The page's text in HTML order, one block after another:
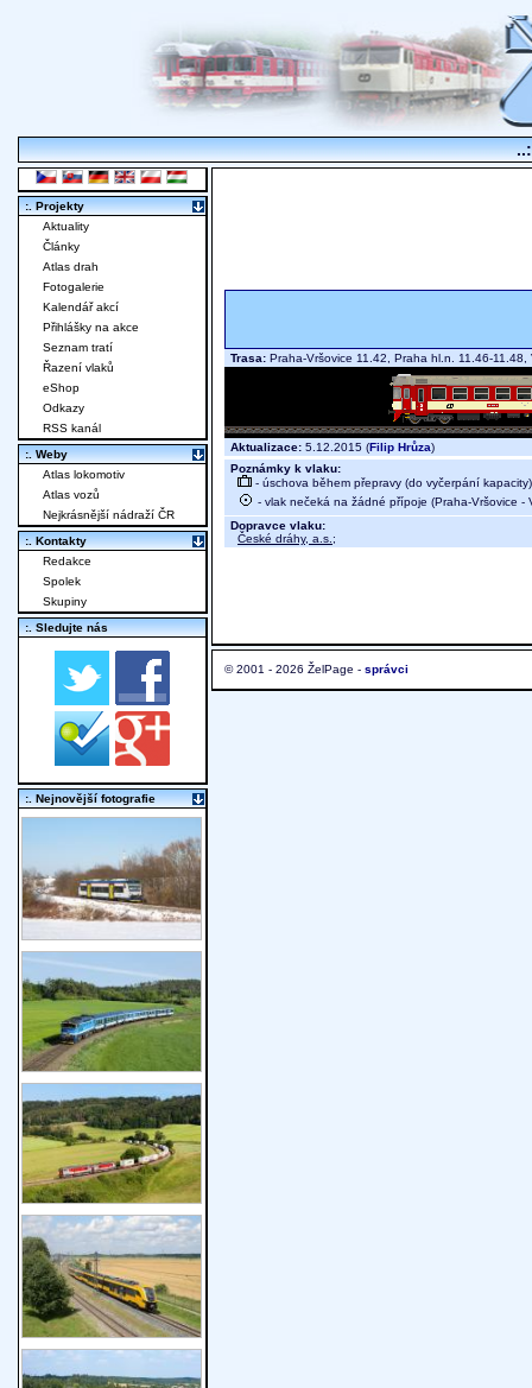
Trasa: Praha-Vršovice 11.42, Praha hl.n. 11.46-
Aktualizace: 5.12.2015 (Filip Hrůza)
Poznámky k vlaku:
- úschova během přepravy (do vyčerpání kapacity)
- vlak nečeká na žádné přípoje (Praha-Vršovice -
Dopravce vlaku:
České dráhy, a.s. ;
© 2001 - 2026 ŽelPage - správci
:. Projekty
Aktuality
Články
Atlas drah
Fotogalerie
Kalendář akcí
Přihlášky na akce
Seznam tratí
Řazení vlaků
eShop
Odkazy
RSS kanál
:. Weby
Atlas lokomotiv
Atlas vozů
Nejkrásnější nádraží ČR
:. Kontakty
Redakce
Spolek
Skupiny
:. Sledujte nás
:. Nejnovější fotografie